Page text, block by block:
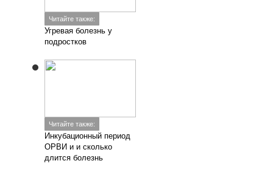
Читайте также:
Угревая болезнь у
подростков
Читайте также:
Инкубационный период
ОРВИ и и сколько
длится болезнь